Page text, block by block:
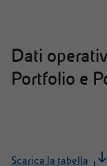
Dati
Portfolio e
Scarica la tabella